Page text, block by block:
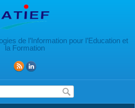
de l’Information pour l’Education et
la Formation
de recherche